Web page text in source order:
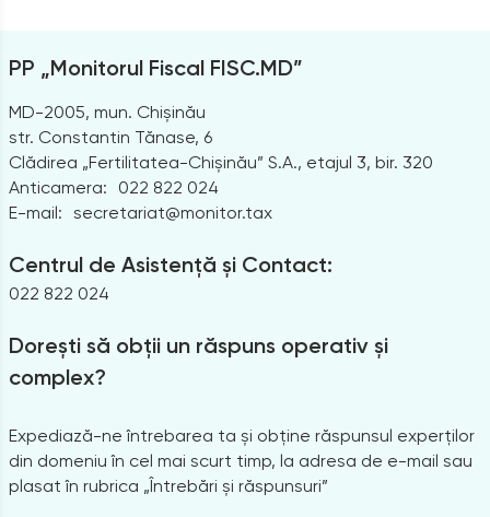
PP „Monitorul Fiscal FISC.MD”
MD-2005, mun. Chișinău
str. Constantin Tănase, 6
Clădirea „Fertilitatea-Chișinău” S.A., etajul 3, bir. 320
Anticamera:
022 822 024
E-mail: secretariat@monitor.tax
Centrul de Asistență și Contact:
022 822 024
Dorești să obții un răspuns operativ și
complex?
Expediază-ne întrebarea ta și obține răspunsul experților
din domeniu în cel mai scurt timp, la adresa de e-mail sau
plasat în rubrica „Întrebări și răspunsuri”